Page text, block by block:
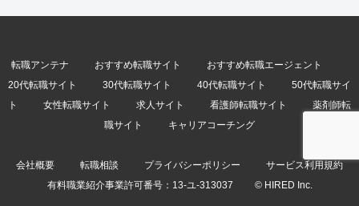
転職アンテナ おすすめ転職サイト
おすすめ転職エージェント
20代転職サイト
30代転職サイト 40代転職サイト
50代転職サイ
ト
女性転職サイト 求人サイト 看護師転職サイト
薬剤師転
職サイト
キャリアコーチング
会社概要 転職相談 プライバシーポリシー
サービス利用規約
有料職業紹介事業許可番号： 13-ユ-313037 © HIRED Inc.